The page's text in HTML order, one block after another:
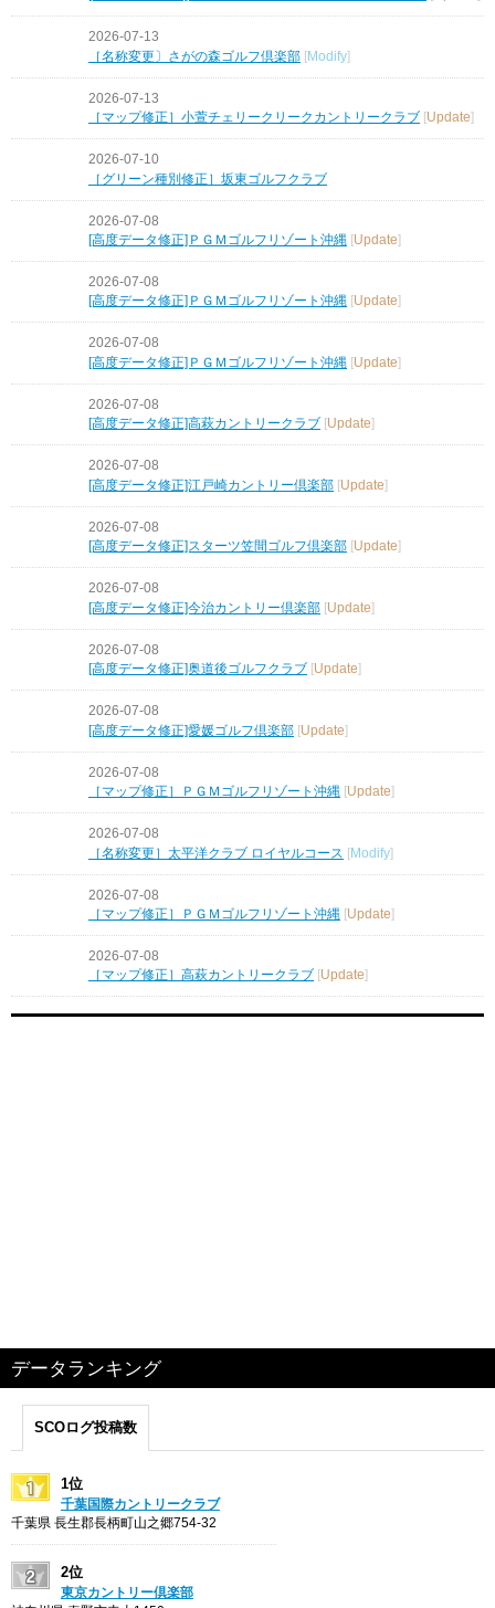
2026-07-13
［名称変更〕さがの森ゴルフ倶楽部 [Modify]
2026-07-13
［マップ修正］小萱チェリークリークカントリークラブ [Update]
2026-07-10
［グリーン種別修正］坂東ゴルフクラブ
2026-07-08
[高度データ修正]ＰＧＭゴルフリゾート沖縄 [Update]
2026-07-08
[高度データ修正]ＰＧＭゴルフリゾート沖縄 Update
2026-07-08
[高度データ修正]ＰＧＭゴルフリゾート沖縄 [Update]
2026-07-08
[高度データ修正]高萩カントリークラブ
Update
2026-07-08
[高度データ修正]江戸崎カントリー倶楽部 [Update]
2026-07-08
[高度データ修正]スターツ笠間ゴルフ倶楽部 Update
2026-07-08
[高度データ修正]今治カントリー倶楽部 [Update]
2026-07-08
[高度データ修正]奥道後ゴルフクラブ
Update
2026-07-08
[高度データ修正]愛媛ゴルフ倶楽部 [Update]
2026-07-08
［マップ修正］ＰＧＭゴルフリゾート沖縄 [Update]
2026-07-08
［名称変更］太平洋クラブ ロイヤルコース [Modify]
2026-07-08
［マップ修正］ＰＧＭゴルフリゾート沖縄 [Update]
2026-07-08
［マップ修正］高萩カントリークラブ
Update
データランキング
SCOログ投稿数
1位
千葉国際カントリークラブ
千葉県 長生郡長柄町山之郷754-32
2位
東京カントリー倶楽部